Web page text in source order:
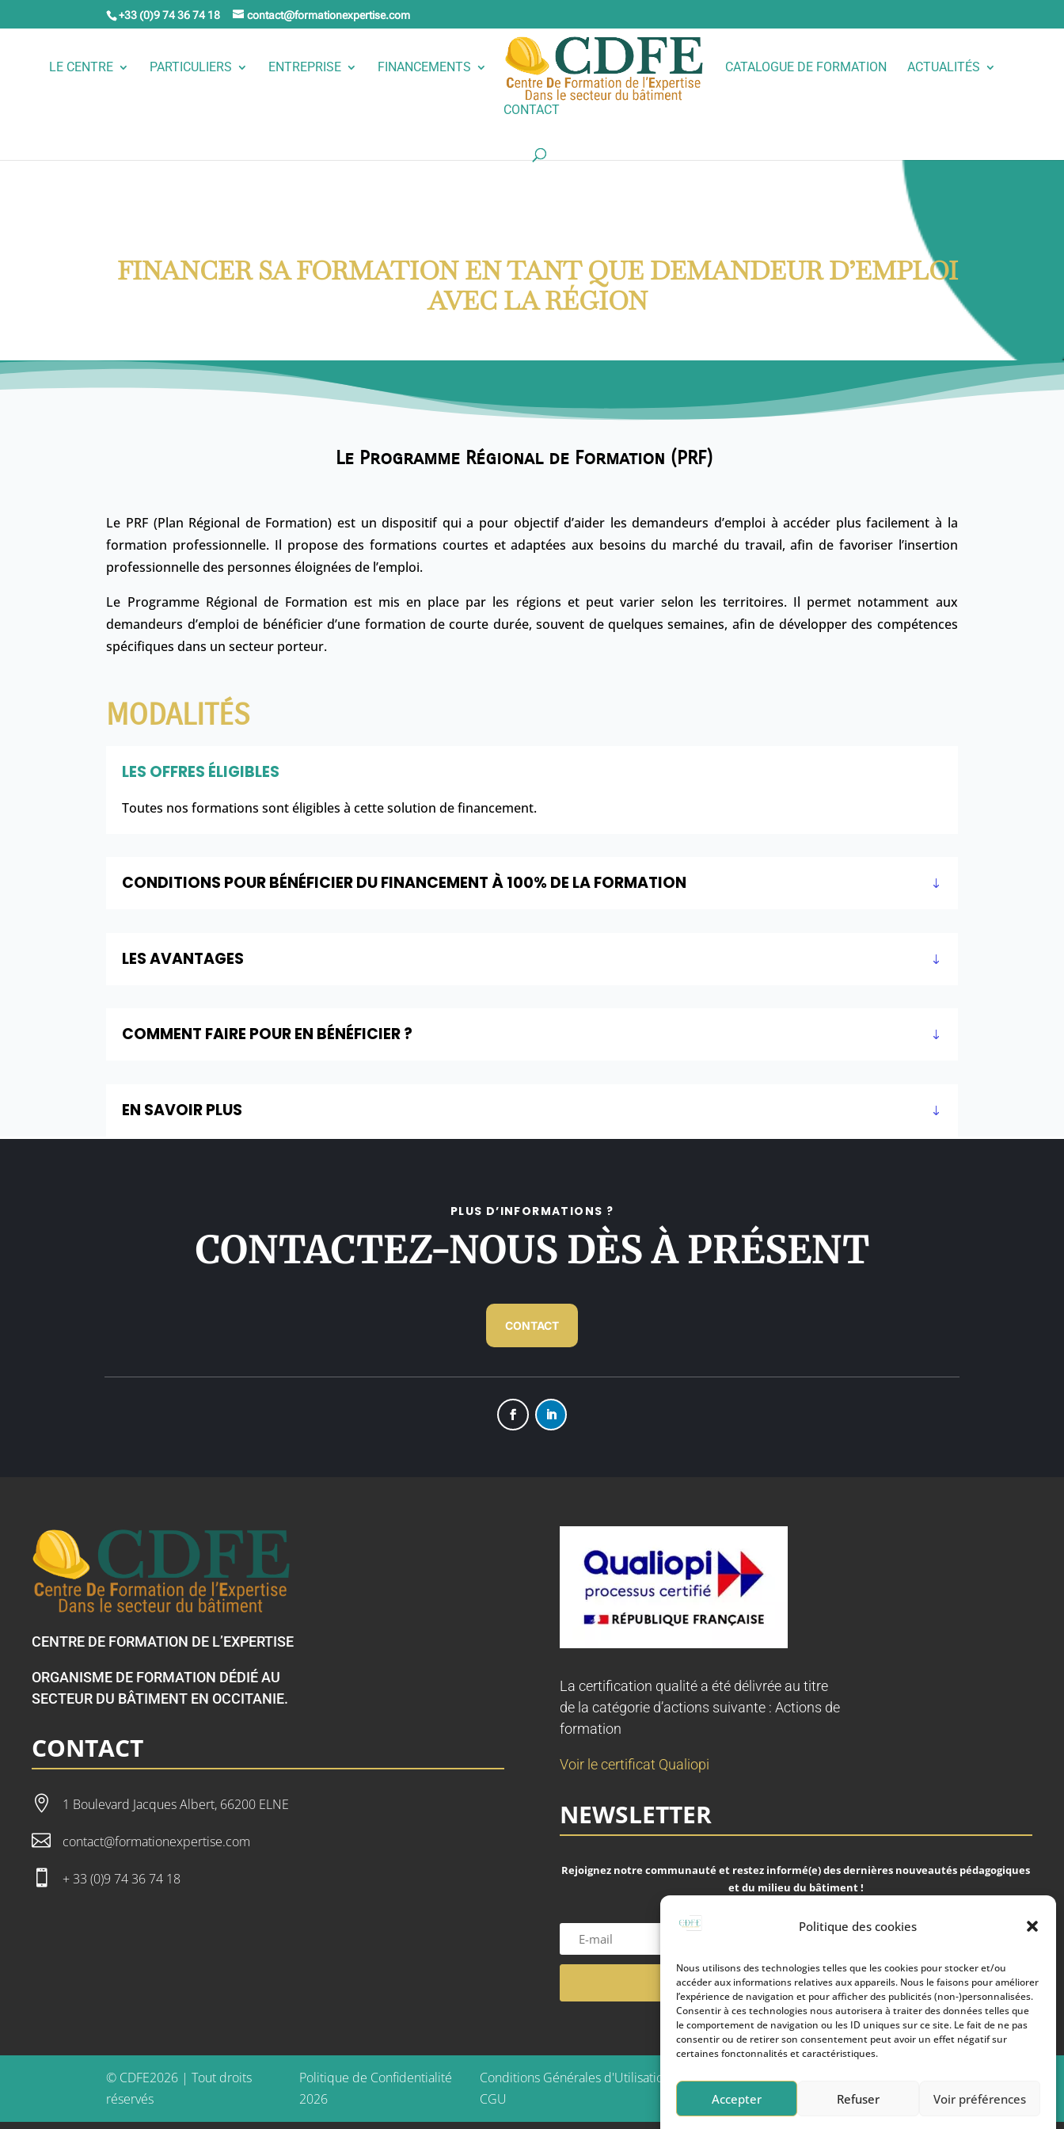
Politique des cookies
Nous utilisons des technologies telles que les cookies pour stocker et/ou
accéder aux informations relatives aux appareils. Nous le faisons pour améliorer
l’expérience de navigation et pour afficher des publicités (non-)personnalisées.
Consentir à ces technologies nous autorisera à traiter des données telles que
le comportement de navigation ou les ID uniques sur ce site. Le fait de ne pas
consentir ou de retirer son consentement peut avoir un effet négatif sur
certaines fonctonnalités et caractéristiques.
Accepter Refuser Voir préférences
+33 (0)9 74 36 74 18 contact@formationexpertise.com
LE CENTRE PARTICULIERS ENTREPRISE FINANCEMENTS CATALOGUE DE FORMATION ACTUALITÉS
CONTACT
FINANCER SA FORMATION EN TANT QUE DEMANDEUR D’EMPLOI
AVEC LA RÉGION
Le Programme Régional de Formation (PRF)
Le PRF (Plan Régional de Formation) est un dispositif qui a pour objectif d’aider les demandeurs d’emploi à accéder plus facilement à la
formation professionnelle. Il propose des formations courtes et adaptées aux besoins du marché du travail, afin de favoriser l’insertion
professionnelle des personnes éloignées de l’emploi.
Le Programme Régional de Formation est mis en place par les régions et peut varier selon les territoires. Il permet notamment aux
demandeurs d’emploi de bénéficier d’une formation de courte durée, souvent de quelques semaines, afin de développer des compétences
spécifiques dans un secteur porteur.
MODALITÉS
LES OFFRES ÉLIGIBLES
Toutes nos formations sont éligibles à cette solution de financement.
CONDITIONS POUR BÉNÉFICIER DU FINANCEMENT À 100% DE LA FORMATION
LES AVANTAGES
COMMENT FAIRE POUR EN BÉNÉFICIER ?
EN SAVOIR PLUS
PLUS D’INFORMATIONS ?
CONTACTEZ-NOUS DÈS À PRÉSENT
CONTACT
CENTRE DE FORMATION DE L’EXPERTISE
ORGANISME DE FORMATION DÉDIÉ AU
SECTEUR DU BÂTIMENT EN OCCITANIE.
CONTACT
 1 Boulevard Jacques Albert, 66200 ELNE
 contact@formationexpertise.com
 + 33 (0)9 74 36 74 18
La certification qualité a été délivrée au titre
de la catégorie d’actions suivante : Actions de
formation
Voir le certificat Qualiopi
NEWSLETTER
Rejoignez notre communauté et restez informé(e) des dernières nouveautés pédagogiques
et du milieu du bâtiment !
S'ABONNER
Nous respectons votre vie privée !
© CDFE2026 | Tout droits
réservés
Politique de Confidentialité
2026
Conditions Générales d'Utilisation 2026 |
CGU
Mentions Légales 2024 |
CGV